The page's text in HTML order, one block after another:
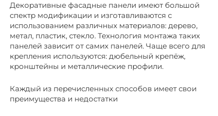
Декоративные фасадные панели имеют большой
спектр модификации и изготавливаются с
использованием различных материалов: дерево,
метал, пластик, стекло. Технология монтажа таких
панелей зависит от самих панелей. Чаще всего для
крепления используются: дюбельный крепёж,
кронштейны и металлические профили.
Каждый из перечисленных способов имеет свои
преимущества и недостатки